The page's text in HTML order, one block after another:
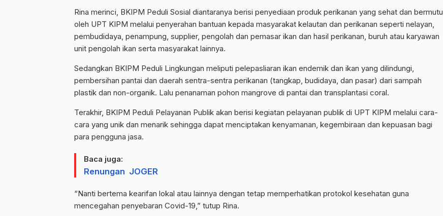
Rina merinci, BKIPM Peduli Sosial diantaranya berisi penyediaan produk perikanan yang sehat dan bermutu
oleh UPT KIPM melalui penyerahan bantuan kepada masyarakat kelautan dan perikanan seperti nelayan,
pembudidaya, penampung, supplier, pengolah dan pemasar ikan dan hasil perikanan, buruh atau karyawan
unit pengolah ikan serta masyarakat lainnya.
Sedangkan BKIPM Peduli Lingkungan meliputi pelepasliaran ikan endemik dan ikan yang dilindungi,
pembersihan pantai dan daerah sentra-sentra perikanan (tangkap, budidaya, dan pasar) dari sampah
plastik dan non-organik. Lalu penanaman pohon mangrove di pantai dan transplantasi coral.
Terakhir, BKIPM Peduli Pelayanan Publik akan berisi kegiatan pelayanan publik di UPT KIPM melalui cara-
cara yang unik dan menarik sehingga dapat menciptakan kenyamanan, kegembiraan dan kepuasan bagi
para pengguna jasa.
Baca juga:
Renungan JOGER
“Nanti bertema kearifan lokal atau lainnya dengan tetap memperhatikan protokol kesehatan guna
mencegahan penyebaran Covid-19,” tutup Rina.